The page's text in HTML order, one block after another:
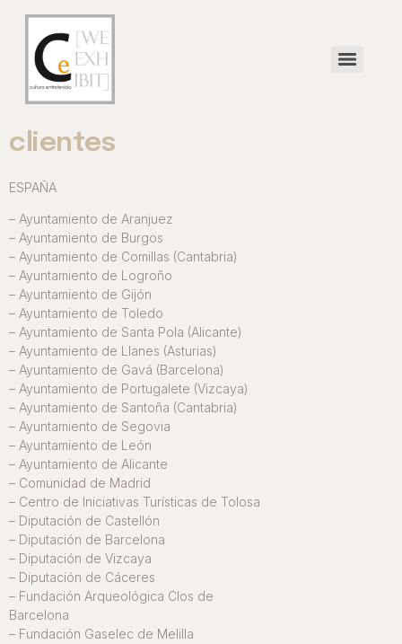
clientes
ESPAÑA
– Ayuntamiento de Aranjuez
– Ayuntamiento de Burgos
– Ayuntamiento de Comillas (Cantabria)
– Ayuntamiento de Logroño
– Ayuntamiento de Gijón
– Ayuntamiento de Toledo
– Ayuntamiento de Santa Pola (Alicante)
– Ayuntamiento de Llanes (Asturias)
– Ayuntamiento de Gavá (Barcelona)
– Ayuntamiento de Portugalete (Vizcaya)
– Ayuntamiento de Santoña (Cantabria)
– Ayuntamiento de Segovia
– Ayuntamiento de León
– Ayuntamiento de Alicante
– Comunidad de Madrid
– Centro de Iniciativas Turísticas de Tolosa
– Diputación de Castellón
– Diputación de Barcelona
– Diputación de Vizcaya
– Diputación de Cáceres
– Fundación Arqueológica Clos de
Barcelona
– Fundación Gaselec de Melilla